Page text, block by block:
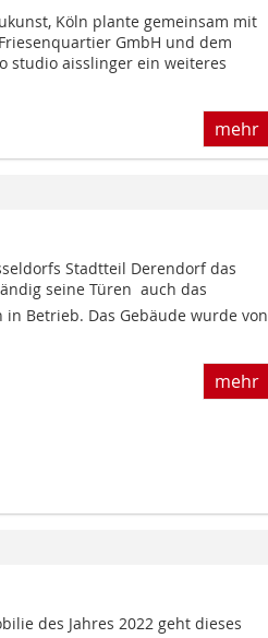
Köln plante gemeinsam mit
GmbH und dem
studio aisslinger ein weiteres
mehr
Stadtteil Derendorf das
seine Türen  auch das
Betrieb. Das Gebäude wurde von
mehr
des Jahres 2022 geht dieses